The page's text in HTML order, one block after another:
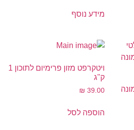
מידע נוסף
ויטקרפט מזון פרימיום לתוכון 1
ק"ג
₪ 39.00
הוספה לסל